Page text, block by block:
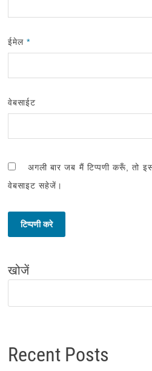
ईमेल*
वेबसाईट
अगली बार जब मैं टिप्पणी करूँ, तो
वेबसाइट सहेजें।
खोजें
Recent Posts